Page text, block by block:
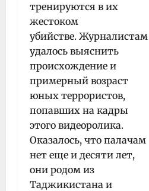
тренируются в их
жестоком
убийстве. Журналистам
удалось выяснить
происхождение и
примерный возраст
юных террористов,
попавших на кадры
этого видеоролика.
Оказалось, что палачам
нет ещe и десяти лет,
они родом из
Таджикистана и